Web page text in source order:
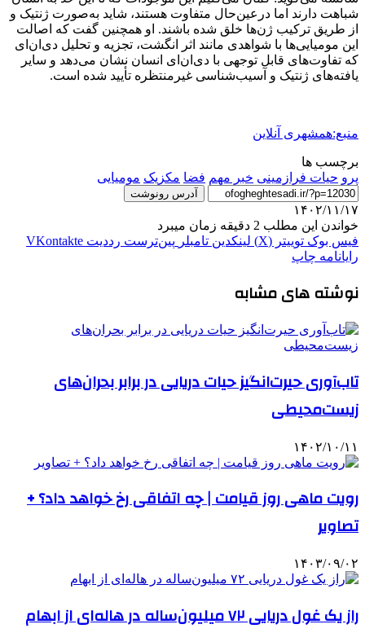
شباهت دارند اما درعین‌حال متفاوت هستند، شاید به‌صورت ژنتیک و
از طریق ترکیب ژن‌ها خلق شده باشند. او همچنین گفت که اصالت
این مومیایی‌ها با شواهدی مانند اثر انگشت، تجزیه و تحلیل دی‌ان‌ای
که تفاوت‌های قابل توجهی با دی‌ان‌ای انسان نشان می‌دهد و سایر
یافته‌های ژنتیک و آسیب‌شناسی غیرمنتظره تأیید شده است.
منبع:همشهری آنلاین
برچسب ها
پرو حیات فرازمینی خبر مهم فضا مکزیک مومیایی
آدرس رونوشت
۱۴۰۲/۱۱/۱۷
خواندن این مطلب 2 دقیقه زمان میبرد
فیس بوک توییتر (X) لینکدین ‫تامبلر ‫پین‌ترست ‫رددیت ‫VKontakte
رایانامه چاپ
نوشته های مشابه
تاب‌آوری حیرت‌انگیز حیات دریایی در برابر بحران‌های
زیست‌محیطی
۱۴۰۲/۱۰/۱۱
رویت ماهی روز قیامت | چه اتفاقی رخ خواهد داد؟ +
تصاویر
۱۴۰۳/۰۹/۰۲
راز یک غول دریایی ۷۲ میلیون‌ساله در هاله‌ای از ابهام